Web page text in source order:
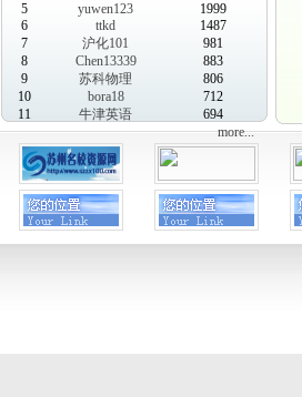
5
yuwen123
1999
6
ttkd
1487
7
沪化101
981
8
Chen13339
883
9
苏科物理
806
10
bora18
712
11
牛津英语
694
more...